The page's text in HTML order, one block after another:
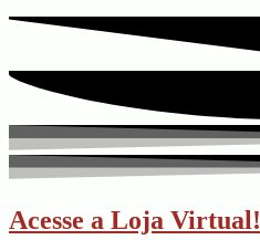
Acesse a Loja Virtual!